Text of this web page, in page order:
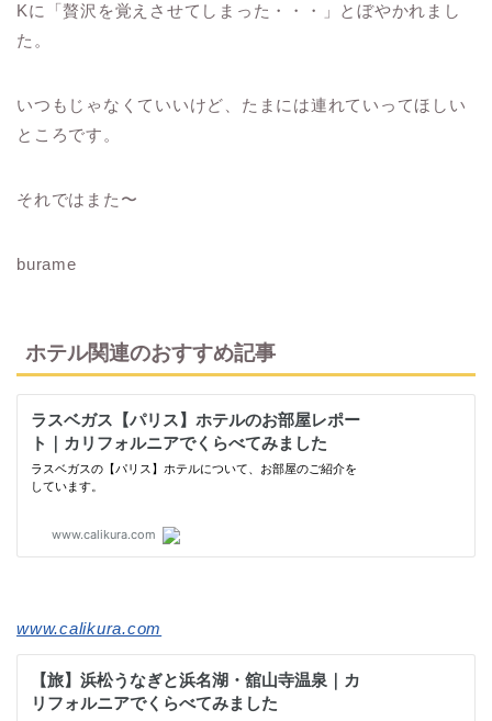
Kに「贅沢を覚えさせてしまった・・・」とぼやかれまし
た。
いつもじゃなくていいけど、たまには連れていってほしい
ところです。
それではまた〜
burame
ホテル関連のおすすめ記事
www.calikura.com